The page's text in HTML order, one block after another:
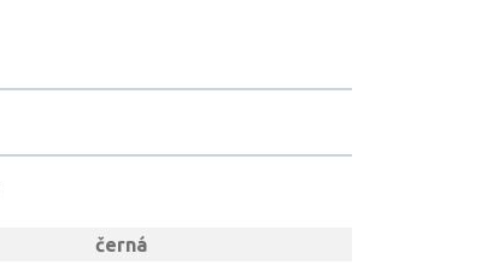
černá